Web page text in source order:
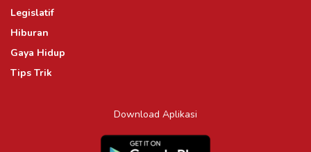
Legislatif
Hiburan
Gaya Hidup
Tips Trik
Download Aplikasi